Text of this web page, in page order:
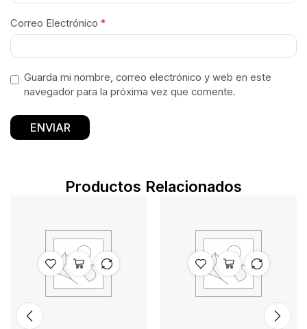
Correo Electrónico *
Guarda mi nombre, correo electrónico y web en este
navegador para la próxima vez que comente.
Productos Relacionados